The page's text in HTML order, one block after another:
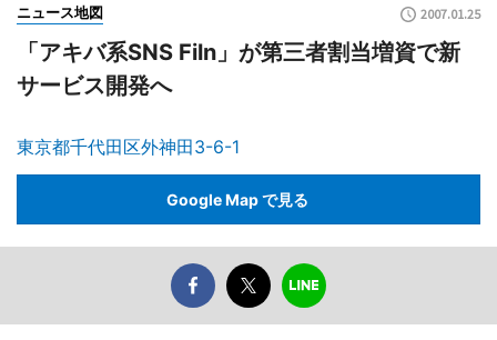
ニュース地図 2007.01.25
「アキバ系SNS Filn」が第三者割当増資で新
サービス開発へ
東京都千代田区外神田3-6-1
Google Map で見る